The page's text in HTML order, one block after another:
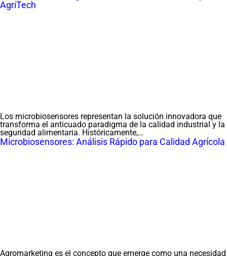
AgriTech
Los microbiosensores representan la solución innovadora que
transforma el anticuado paradigma de la calidad industrial y la
seguridad alimentaria. Históricamente,…
Microbiosensores: Análisis Rápido para Calidad Agrícola
Agromarketing es el concepto que emerge como una necesidad